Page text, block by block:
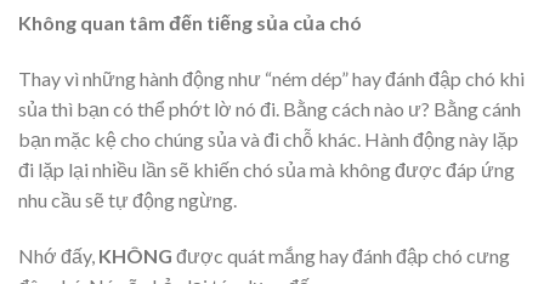
Không quan tâm đến tiếng sủa của chó
Thay vì những hành động như “ném dép” hay đánh đập chó khi
sủa thì bạn có thể phớt lờ nó đi. Bằng cách nào ư? Bằng cánh
bạn mặc kệ cho chúng sủa và đi chỗ khác. Hành động này lặp
đi lặp lại nhiều lần sẽ khiến chó sủa mà không được đáp ứng
nhu cầu sẽ tự động ngừng.
Nhớ đấy, KHÔNG được quát mắng hay đánh đập chó cưng